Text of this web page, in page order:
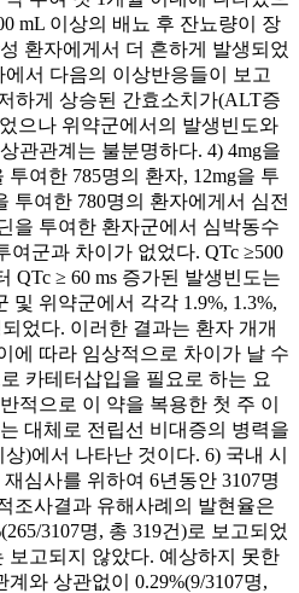
mL 이상의 배뇨 후 잔뇨량이 장
환자에게서 더 흔하게 발생되었
서 다음의 이상반응들이 보고
하게 상승된 간효소치가(ALT증
으나 위약군에서의 발생빈도와
관관계는 불분명하다. 4) 4mg을
투여한 785명의 환자, 12mg을 투
투여한 780명의 환자에게서 심전
을 투여한 환자군에서 심박동수
여군과 차이가 없었다. QTc ≥500
QTc ≥ 60 ms 증가된 발생빈도는
및 위약군에서 각각 1.9%, 1.3%,
었다. 이러한 결과는 환자 개개
에 따라 임상적으로 차이가 날 수
카테터삽입을 필요로 하는 요
적으로 이 약을 복용한 첫 주 이
대체로 전립선 비대증의 병력을
)에서 나타난 것이다. 6) 국내 시
심사를 위하여 6년동안 3107명
조사결과 유해사례의 발현율은
3107명, 총 319건)로 보고되었
보고되지 않았다. 예상하지 못한
와 상관없이 0.29%(9/3107명,